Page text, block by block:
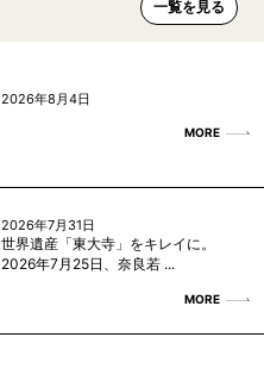
一覧を見る
2026年8月4日
MORE
2026年7月31日
世界遺産「東大寺」をキレイに。
2026年7月25日、奈良若 ...
MORE